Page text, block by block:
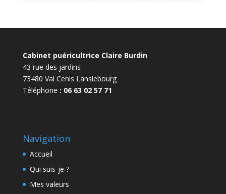
Cabinet puéricultrice Claire Burdin
43 rue des jardins
73480 Val Cenis Lanslebourg
Téléphone : 06 63 02 57 71
Navigation
Accueil
Qui suis-je ?
Mes valeurs